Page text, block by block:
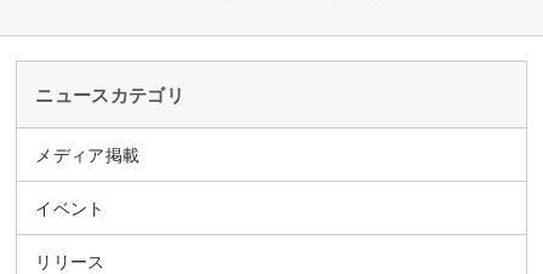
ニュースカテゴリ
メディア掲載
イベント
リリース